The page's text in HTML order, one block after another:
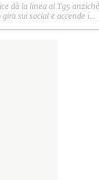
dà la linea al Tg5 anziché
sui social e accende i